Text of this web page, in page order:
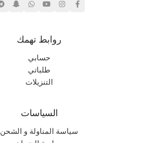
روابط تهمك
حسابي
طلباتي
التنزيلات
السياسات
سياسة المناولة و الشحن